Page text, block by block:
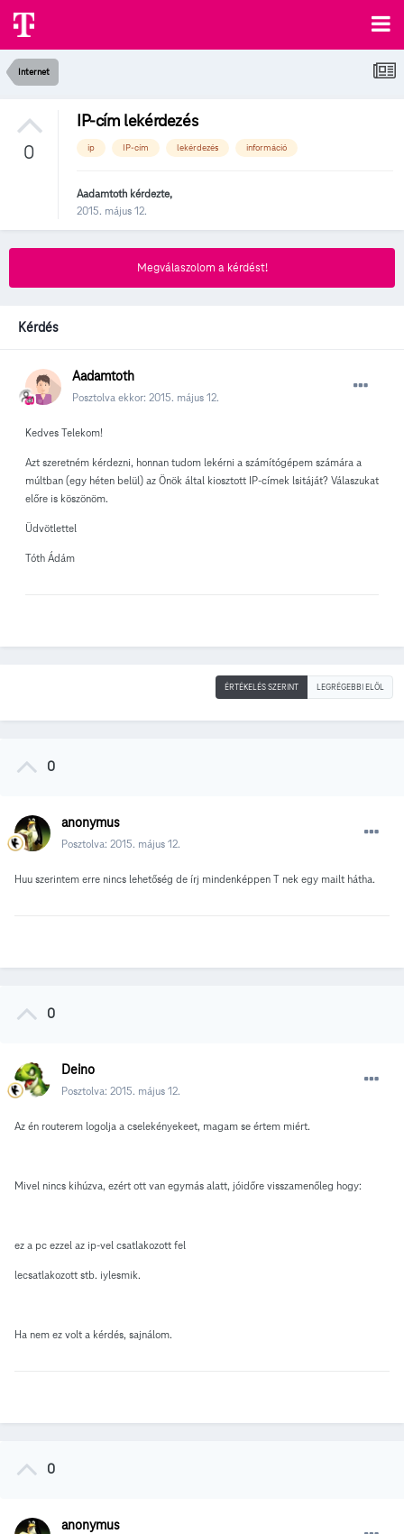
Internet
0
IP-cím lekérdezés
ip IP-cím lekérdezés információ
Aadamtoth kérdezte,
2015. május 12.
Megválaszolom a kérdést!
Kérdés
Aadamtoth
Posztolva ekkor: 2015. május 12.
Kedves Telekom!
Azt szeretném kérdezni, honnan tudom lekérni a számítógépem számára a
múltban (egy héten belül) az Önök által kiosztott IP-címek lsitáját? Válaszukat
előre is köszönöm.
Üdvötlettel
Tóth Ádám
ÉRTÉKELÉS SZERINT LEGRÉGEBBI ELÖL
0
anonymus
Posztolva: 2015. május 12.
Huu szerintem erre nincs lehetőség de írj mindenképpen T nek egy mailt hátha.
0
Deino
Posztolva: 2015. május 12.
Az én routerem logolja a cselekényekeet, magam se értem miért.
Mivel nincs kihúzva, ezért ott van egymás alatt, jóidőre visszamenőleg hogy:
ez a pc ezzel az ip-vel csatlakozott fel
lecsatlakozott stb. iylesmik.
Ha nem ez volt a kérdés, sajnálom.
0
anonymus